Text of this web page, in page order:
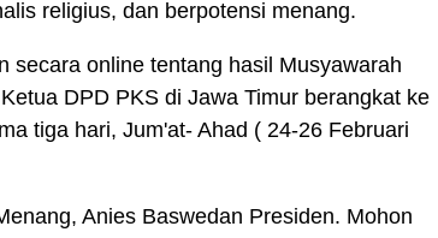
religius, dan berpotensi menang.
secara online tentang hasil Musyawarah
DPD PKS di Jawa Timur berangkat ke
tiga hari, Jum'at- Ahad ( 24-26 Februari
Anies Baswedan Presiden. Mohon